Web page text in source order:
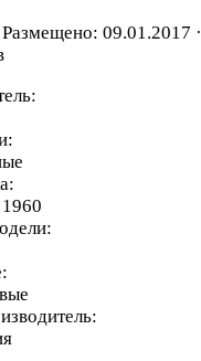
Размещено: 09.01.2017 ·